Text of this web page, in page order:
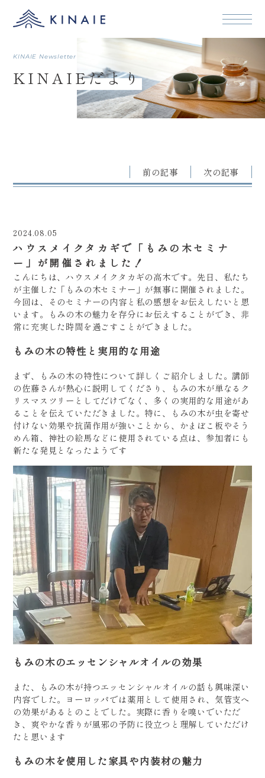
本文まで
KINAIE Newsletter
KINAIEだより
前の記事 次の記事
2024.08.05
ハウスメイクタカギで「もみの木セミナ
ー」が開催されました！
こんにちは、ハウスメイクタカギの高木です。先日、私たち
が主催した「もみの木セミナー」が無事に開催されました。
今回は、そのセミナーの内容と私の感想をお伝えしたいと思
います。もみの木の魅力を存分にお伝えすることができ、非
常に充実した時間を過ごすことができました。
もみの木の特性と実用的な用途
まず、もみの木の特性について詳しくご紹介しました。講師
の佐藤さんが熱心に説明してくださり、もみの木が単なるク
リスマスツリーとしてだけでなく、多くの実用的な用途があ
ることを伝えていただきました。特に、もみの木が虫を寄せ
付けない効果や抗菌作用が強いことから、かまぼこ板やそう
めん箱、神社の絵馬などに使用されている点は、参加者にも
新たな発見となったようです
もみの木のエッセンシャルオイルの効果
また、もみの木が持つエッセンシャルオイルの話も興味深い
内容でした。ヨーロッパでは薬用として使用され、気管支へ
の効果があるとのことでした。実際に香りを嗅いでいただ
き、爽やかな香りが風邪の予防に役立つと理解していただけ
たと思います
もみの木を使用した家具や内装材の魅力